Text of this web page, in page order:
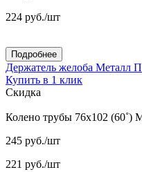
224 руб./шт
Подробнее
Держатель желоба Металл
Купить в 1 клик
Скидка
Колено трубы 76x102 (60˚)
245 руб./шт
221 руб./шт